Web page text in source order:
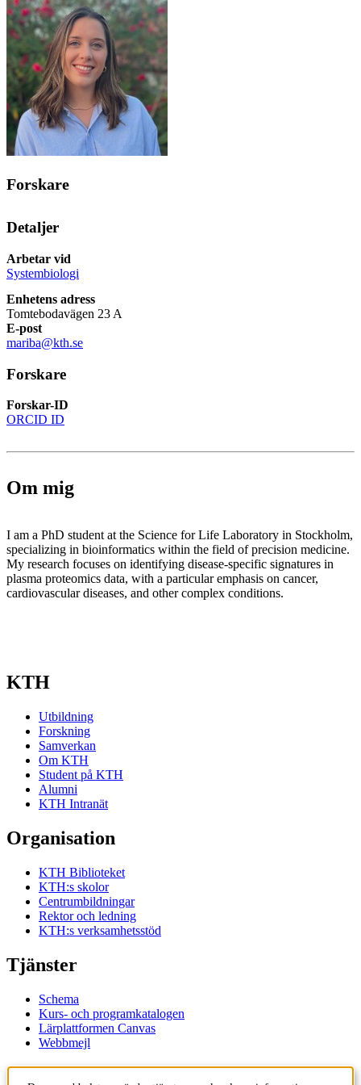
Forskare
Detaljer
Arbetar vid
Systembiologi
Enhetens adress
Tomtebodavägen 23 A
E-post
mariba@kth.se
Forskare
Forskar-ID
ORCID ID
Om mig
I am a PhD student at the Science for Life Laboratory in Stockholm,
specializing in bioinformatics within the field of precision medicine.
My research focuses on identifying disease-specific signatures in
plasma proteomics data, with a particular emphasis on cancer,
cardiovascular diseases, and other complex conditions.
KTH
Utbildning
Forskning
Samverkan
Om KTH
Student på KTH
Alumni
KTH Intranät
Organisation
KTH Biblioteket
KTH:s skolor
Centrumbildningar
Rektor och ledning
KTH:s verksamhetsstöd
Tjänster
Schema
Kurs- och programkatalogen
Lärplattformen Canvas
Webbmejl
Kontakt